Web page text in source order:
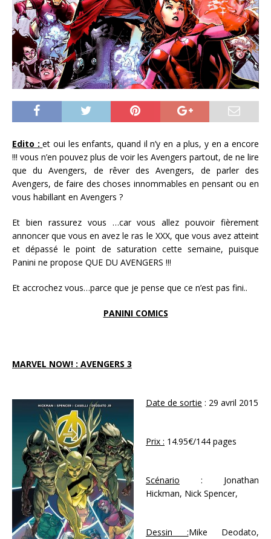
Edito : et oui les enfants, quand il n’y en a plus, y en a encore
!!! vous n’en pouvez plus de voir les Avengers partout, de ne lire
que du Avengers, de rêver des Avengers, de parler des
Avengers, de faire des choses innommables en pensant ou en
vous habillant en Avengers ?
Et bien rassurez vous …car vous allez pouvoir fièrement
annoncer que vous en avez le ras le XXX, que vous avez atteint
et dépassé le point de saturation cette semaine, puisque
Panini ne propose QUE DU AVENGERS !!!
Et accrochez vous…parce que je pense que ce n’est pas fini..
PANINI COMICS
MARVEL NOW! : AVENGERS 3
Date de sortie : 29 avril 2015
Prix : 14.95€/144 pages
Scénario : Jonathan
Hickman, Nick Spencer,
Dessin :Mike Deodato,